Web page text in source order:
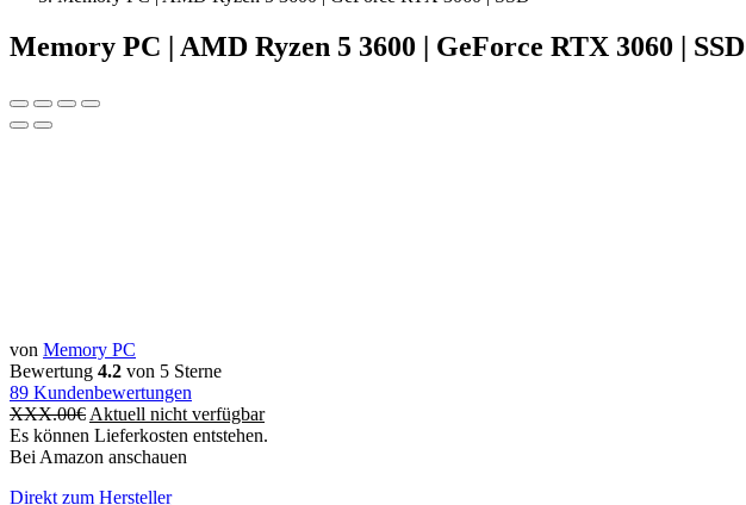
Memory PC | AMD Ryzen 5 3600 | GeForce RTX 3060 | SSD
von Memory PC
Bewertung 4.2 von 5 Sterne
89 Kundenbewertungen
XXX.00€ Aktuell nicht verfügbar
Es können Lieferkosten entstehen.
Bei Amazon anschauen
Direkt zum Hersteller